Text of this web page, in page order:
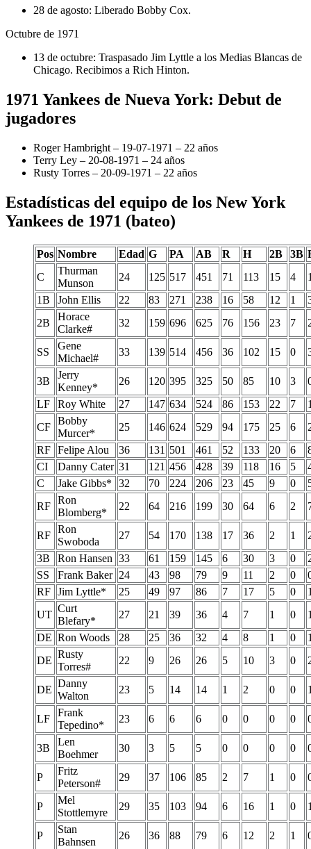
28 de agosto: Liberado Bobby Cox.
Octubre de 1971
13 de octubre: Traspasado Jim Lyttle a los Medias Blancas de
Chicago. Recibimos a Rich Hinton.
1971 Yankees de Nueva York: Debut de
jugadores
Roger Hambright – 19-07-1971 – 22 años
Terry Ley – 20-08-1971 – 24 años
Rusty Torres – 20-09-1971 – 22 años
Estadísticas del equipo de los New York
Yankees de 1971 (bateo)
Pos Nombre Edad G PA AB R H 2B 3B
C
Thurman
Munson
24 125 517 451 71 113 15 4
1B
John Ellis 22 83 271 238 16 58 12 1
2B
Horace
Clarke#
32 159 696 625 76 156 23 7
SS
Gene
Michael#
33 139 514 456 36 102 15 0
3B
Jerry
Kenney*
26 120 395 325 50 85 10 3
LF
Roy White 27 147 634 524 86 153 22 7
CF
Bobby
Murcer*
25 146 624 529 94 175 25 6
RF Felipe Alou 36 131 501 461 52 133 20 6
CI
Danny Cater 31 121 456 428 39 118 16 5
C
Jake Gibbs* 32 70 224 206 23 45 9 0
RF
Ron
Blomberg*
22 64 216 199 30 64 6 2
RF
Ron
Swoboda
27 54 170 138 17 36 2 1
3B
Ron Hansen 33 61 159 145 6 30 3 0
SS
Frank Baker 24 43 98 79 9 11 2 0
RF Jim Lyttle* 25 49 97 86 7 17 5 0
UT
Curt
Blefary*
27 21 39 36 4 7 1 0
DE Ron Woods 28 25 36 32 4 8 1 0
DE
Rusty
Torres#
22 9 26 26 5 10 3 0
DE
Danny
Walton
23 5 14 14 1 2 0 0
LF
Frank
Tepedino*
23 6 6 6 0 0 0 0
3B
Len
Boehmer
30 3 5 5 0 0 0 0
P
Fritz
Peterson#
29 37 106 85 2 7 1 0
P
Mel
Stottlemyre
29 35 103 94 6 16 1 0
P
Stan
Bahnsen
26 36 88 79 6 12 2 1